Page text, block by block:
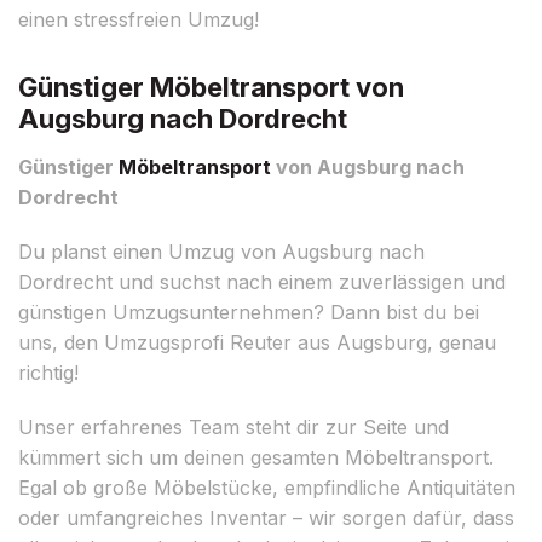
einen stressfreien Umzug!
Günstiger Möbeltransport von
Augsburg nach Dordrecht
Günstiger Möbeltransport von Augsburg nach
Dordrecht
Du planst einen Umzug von Augsburg nach
Dordrecht und suchst nach einem zuverlässigen und
günstigen Umzugsunternehmen? Dann bist du bei
uns, den Umzugsprofi Reuter aus Augsburg, genau
richtig!
Unser erfahrenes Team steht dir zur Seite und
kümmert sich um deinen gesamten Möbeltransport.
Egal ob große Möbelstücke, empfindliche Antiquitäten
oder umfangreiches Inventar – wir sorgen dafür, dass